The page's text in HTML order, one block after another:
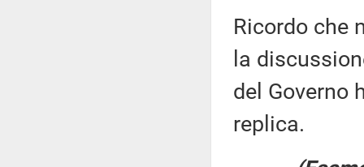
Ricordo che
la
del Governo
replica.